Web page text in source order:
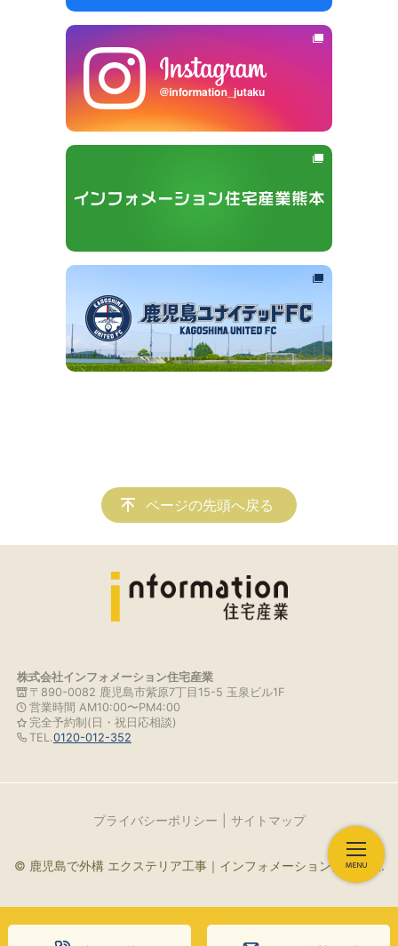
ページの先頭へ戻る
株式会社インフォメーション住宅産業
〒890-0082 鹿児島市紫原7丁目15-5 玉泉ビル1F
営業時間 AM10:00〜PM4:00
完全予約制(日・祝日応相談)
TEL.0120-012-352
プライバシーポリシー サイトマップ
© 鹿児島で外構 エクステリア工事｜インフォメーション住宅産業.